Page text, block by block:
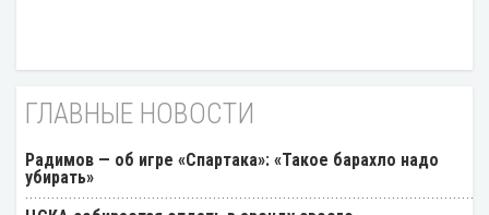
ГЛАВНЫЕ НОВОСТИ
Радимов — об игре «Спартака»: «Такое барахло надо
убирать»